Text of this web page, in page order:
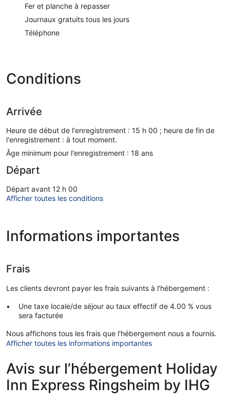
Fer et planche à repasser
Journaux gratuits tous les jours
Téléphone
Conditions
Arrivée
Heure de début de l'enregistrement : 15 h 00 ; heure de fin de
l'enregistrement : à tout moment.
Âge minimum pour l'enregistrement : 18 ans
Départ
Départ avant 12 h 00
Afficher toutes les conditions
Informations importantes
Frais
Les clients devront payer les frais suivants à l'hébergement :
Une taxe locale/de séjour au taux effectif de 4.00 % vous
sera facturée
Nous affichons tous les frais que l'hébergement nous a fournis.
Afficher toutes les informations importantes
Avis sur l’hébergement Holiday
Inn Express Ringsheim by IHG